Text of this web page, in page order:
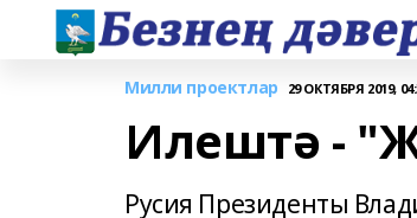
Милли проектлар 29 ОКТЯБРЯ 2019,
Илештә -
Русия Президенты